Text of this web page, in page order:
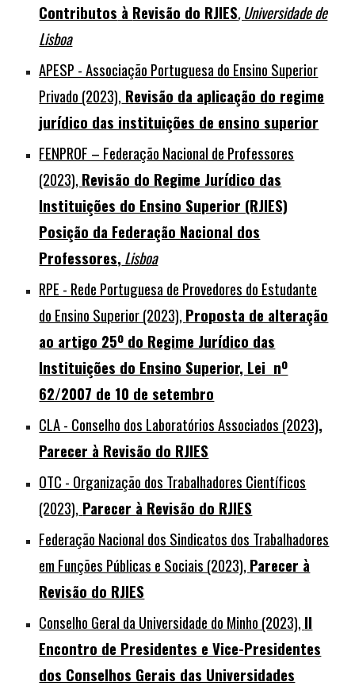
Contributos à Revisão do RJIES, Universidade de
Lisboa
APESP - Associação Portuguesa do Ensino Superior
Privado (2023), Revisão da aplicação do regime
jurídico das instituições de ensino superior
FENPROF – Federação Nacional de Professores
(2023), Revisão do Regime Jurídico das
Instituições do Ensino Superior (RJIES)
Posição da Federação Nacional dos
Professores, Lisboa
RPE - Rede Portuguesa de Provedores do Estudante
do Ensino Superior (2023), Proposta de alteração
ao artigo 25º do Regime Jurídico das
Instituições do Ensino Superior, Lei nº
62/2007 de 10 de setembro
CLA - Conselho dos Laboratórios Associados (2023),
Parecer à Revisão do RJIES
OTC - Organização dos Trabalhadores Científicos
(2023), Parecer à Revisão do RJIES
Federação Nacional dos Sindicatos dos Trabalhadores
em Funções Públicas e Sociais (2023), Parecer à
Revisão do RJIES
Conselho Geral da Universidade do Minho (2023), II
Encontro de Presidentes e Vice-Presidentes
dos Conselhos Gerais das Universidades